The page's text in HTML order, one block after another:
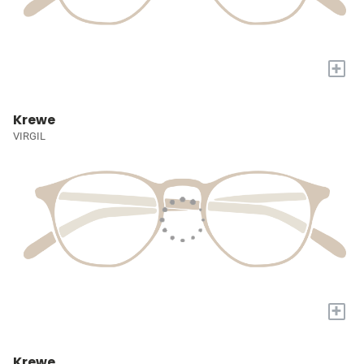
+
Krewe
VIRGIL
+